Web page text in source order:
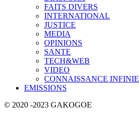
FAITS DIVERS
INTERNATIONAL
JUSTICE
MEDIA
OPINIONS
SANTE
TECH&WEB
VIDEO
CONNAISSANCE INFINIE
EMISSIONS
© 2020 -2023 GAKOGOE